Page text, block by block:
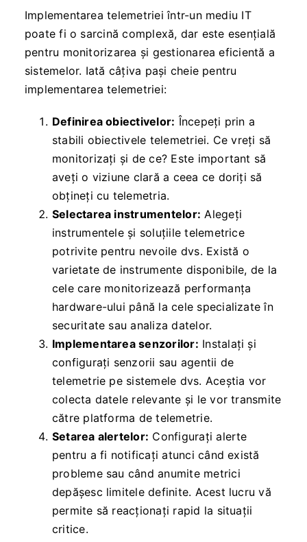
Implementarea telemetriei într-un mediu IT
poate fi o sarcină complexă, dar este esențială
pentru monitorizarea și gestionarea eficientă a
sistemelor. Iată câțiva pași cheie pentru
implementarea telemetriei:
Definirea obiectivelor: Începeți prin a
stabili obiectivele telemetriei. Ce vreți să
monitorizați și de ce? Este important să
aveți o viziune clară a ceea ce doriți să
obțineți cu telemetria.
Selectarea instrumentelor: Alegeți
instrumentele și soluțiile telemetrice
potrivite pentru nevoile dvs. Există o
varietate de instrumente disponibile, de la
cele care monitorizează performanța
hardware-ului până la cele specializate în
securitate sau analiza datelor.
Implementarea senzorilor: Instalați și
configurați senzorii sau agentii de
telemetrie pe sistemele dvs. Aceștia vor
colecta datele relevante și le vor transmite
către platforma de telemetrie.
Setarea alertelor: Configurați alerte
pentru a fi notificați atunci când există
probleme sau când anumite metrici
depășesc limitele definite. Acest lucru vă
permite să reacționați rapid la situații
critice.